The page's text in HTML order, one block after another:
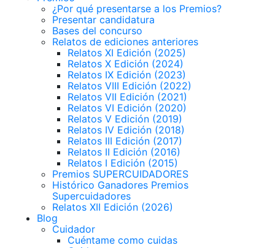
¿Por qué presentarse a los Premios?
Presentar candidatura
Bases del concurso
Relatos de ediciones anteriores
Relatos XI Edición (2025)
Relatos X Edición (2024)
Relatos IX Edición (2023)
Relatos VIII Edición (2022)
Relatos VII Edición (2021)
Relatos VI Edición (2020)
Relatos V Edición (2019)
Relatos IV Edición (2018)
Relatos III Edición (2017)
Relatos II Edición (2016)
Relatos I Edición (2015)
Premios SUPERCUIDADORES
Histórico Ganadores Premios
Supercuidadores
Relatos XII Edición (2026)
Blog
Cuidador
Cuéntame como cuidas